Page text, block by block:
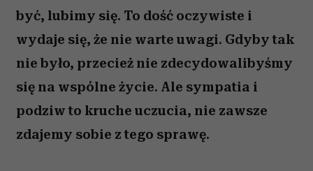
być, lubimy się. To dość oczywiste i
wydaje się, że nie warte uwagi. Gdyby tak
nie było, przecież nie zdecydowalibyśmy
się na wspólne życie. Ale sympatia i
podziw to kruche uczucia, nie zawsze
zdajemy sobie z tego sprawę.